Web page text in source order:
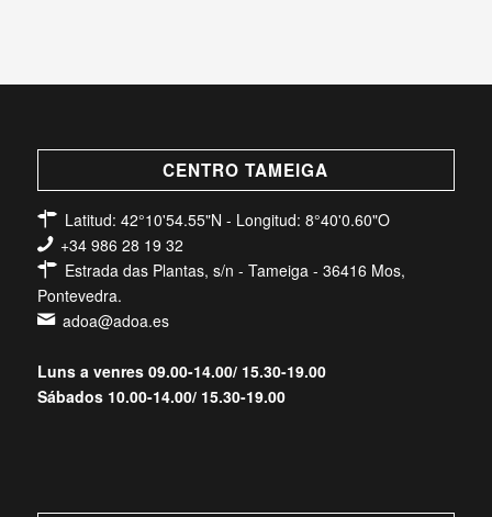
CENTRO TAMEIGA
Latitud: 42°10'54.55"N - Longitud: 8°40'0.60"O
+34 986 28 19 32
Estrada das Plantas, s/n - Tameiga - 36416 Mos,
Pontevedra.
adoa@adoa.es
Luns a venres 09.00-14.00/ 15.30-19.00
Sábados 10.00-14.00/ 15.30-19.00